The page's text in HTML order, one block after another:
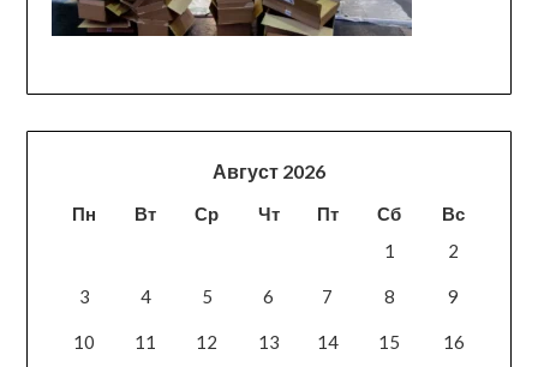
Август 2026
Пн Вт Ср Чт Пт Сб
Вс
1
2
3 4 5 6 7 8 9
10 11 12 13 14 15 16